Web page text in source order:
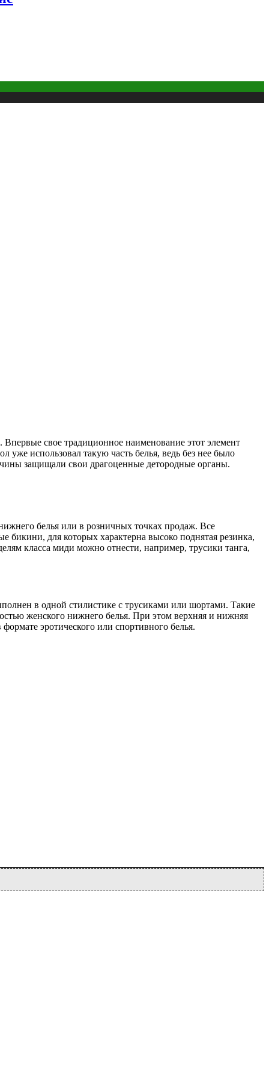
свое традиционное наименование этот элемент
использовал такую часть белья, ведь без нее было
защищали свои драгоценные детородные органы.
белья или в розничных точках продаж. Все
для которых характерна высоко поднятая резинка,
класса миди можно отнести, например, трусики танга,
в одной стилистике с трусиками или шортами. Такие
женского нижнего белья. При этом верхняя и нижняя
эротического или спортивного белья.